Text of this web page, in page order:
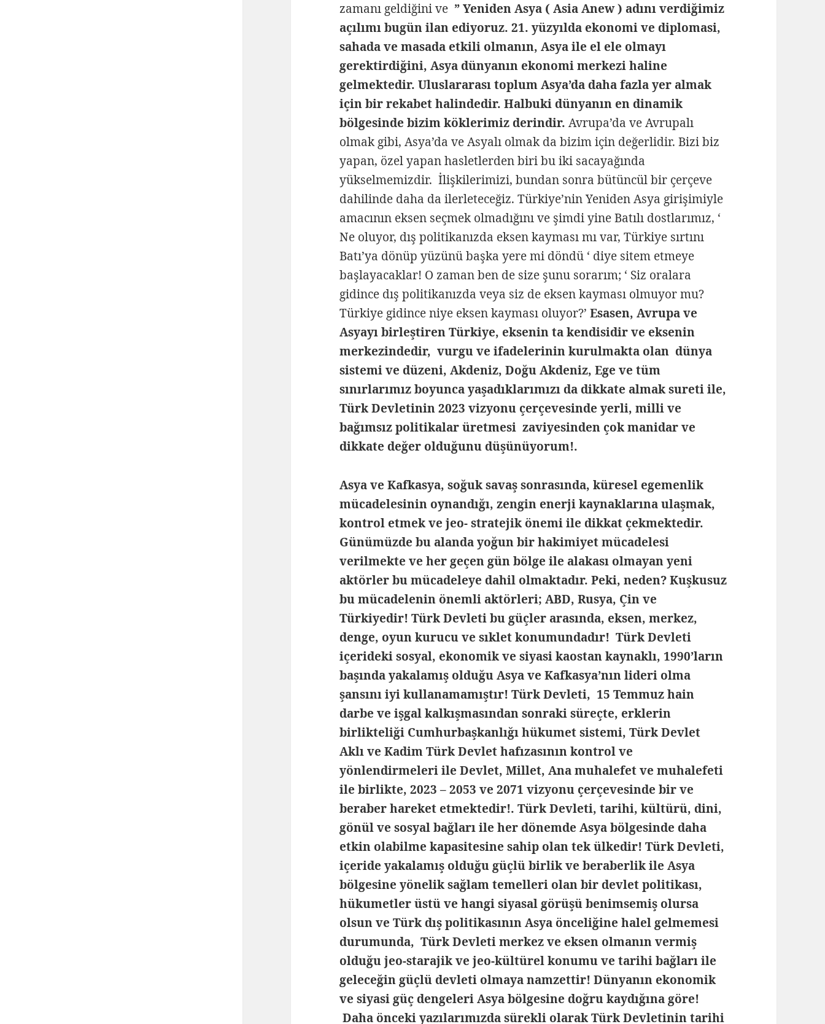
zamanı geldiğini ve” Yeniden Asya ( Asia Anew ) adını verdiğimiz
açılımı bugün ilan ediyoruz. 21. yüzyılda ekonomi ve diplomasi,
sahada ve masada etkili olmanın, Asya ile el ele olmayı
gerektirdiğini, Asya dünyanın ekonomi merkezi haline
gelmektedir. Uluslararası toplum Asya’da daha fazla yer almak
için bir rekabet halindedir. Halbuki dünyanın en dinamik
bölgesinde bizim köklerimiz derindir. Avrupa’da ve Avrupalı
olmak gibi, Asya’da ve Asyalı olmak da bizim için değerlidir. Bizi biz
yapan, özel yapan hasletlerden biri bu iki sacayağında
yükselmemizdir. İlişkilerimizi, bundan sonra bütüncül bir çerçeve
dahilinde daha da ilerleteceğiz. Türkiye’nin Yeniden Asya girişimiyle
amacının eksen seçmek olmadığını ve şimdi yine Batılı dostlarımız, ‘
Ne oluyor, dış politikanızda eksen kayması mı var, Türkiye sırtını
Batı’ya dönüp yüzünü başka yere mi döndü ‘ diye sitem etmeye
başlayacaklar! O zaman ben de size şunu sorarım; ‘ Siz oralara
gidince dış politikanızda veya siz de eksen kayması olmuyor mu?
Türkiye gidince niye eksen kayması oluyor?’Esasen, Avrupa ve
Asyayı birleştiren Türkiye, eksenin ta kendisidir ve eksenin
merkezindedir, vurgu ve ifadelerinin kurulmakta olan dünya
sistemi ve düzeni, Akdeniz, Doğu Akdeniz, Ege ve tüm
sınırlarımız boyunca yaşadıklarımızı da dikkate almak sureti ile,
Türk Devletinin 2023 vizyonu çerçevesinde yerli, milli ve
bağımsız politikalar üretmesi zaviyesinden çok manidar ve
dikkate değer olduğunu düşünüyorum!.
Asya ve Kafkasya, soğuk savaş sonrasında, küresel egemenlik
mücadelesinin oynandığı, zengin enerji kaynaklarına ulaşmak,
kontrol etmek ve jeo- stratejik önemi ile dikkat çekmektedir.
Günümüzde bu alanda yoğun bir hakimiyet mücadelesi
verilmekte ve her geçen gün bölge ile alakası olmayan yeni
aktörler bu mücadeleye dahil olmaktadır. Peki, neden? Kuşkusuz
bu mücadelenin önemli aktörleri; ABD, Rusya, Çin ve
Türkiyedir! Türk Devleti bu güçler arasında, eksen, merkez,
denge, oyun kurucu ve sıklet konumundadır! Türk Devleti
içerideki sosyal, ekonomik ve siyasi kaostan kaynaklı, 1990’ların
başında yakalamış olduğu Asya ve Kafkasya’nın lideri olma
şansını iyi kullanamamıştır! Türk Devleti, 15 Temmuz hain
darbe ve işgal kalkışmasından sonraki süreçte, erklerin
birlikteliği Cumhurbaşkanlığı hükumet sistemi, Türk Devlet
Aklı ve Kadim Türk Devlet hafızasının kontrol ve
yönlendirmeleri ile Devlet, Millet, Ana muhalefet ve muhalefeti
ile birlikte, 2023 – 2053 ve 2071 vizyonu çerçevesinde bir ve
beraber hareket etmektedir!. Türk Devleti, tarihi, kültürü, dini,
gönül ve sosyal bağları ile her dönemde Asya bölgesinde daha
etkin olabilme kapasitesine sahip olan tek ülkedir! Türk Devleti,
içeride yakalamış olduğu güçlü birlik ve beraberlik ile Asya
bölgesine yönelik sağlam temelleri olan bir devlet politikası,
hükumetler üstü ve hangi siyasal görüşü benimsemiş olursa
olsun ve Türk dış politikasının Asya önceliğine halel gelmemesi
durumunda, Türk Devleti merkez ve eksen olmanın vermiş
olduğu jeo-starajik ve jeo-kültürel konumu ve tarihi bağları ile
geleceğin güçlü devleti olmaya namzettir! Dünyanın ekonomik
ve siyasi güç dengeleri Asya bölgesine doğru kaydığına göre!
Daha önceki yazılarımızda sürekli olarak Türk Devletinin tarihi